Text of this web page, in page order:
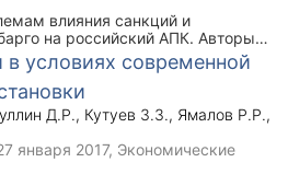
развития имеющегося
влияния санкций и
на российский АПК. Авторы
поддержки
в условиях современной
Д.Р., Кутуев З.З., Ямалов Р.Р.,
января 2017, Экономические